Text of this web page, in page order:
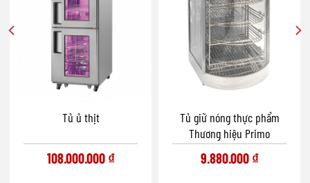
Tủ ủ thịt
108.000.000 ₫
Tủ giữ nóng thực phẩm
Thương hiệu Primo
9.880.000 ₫